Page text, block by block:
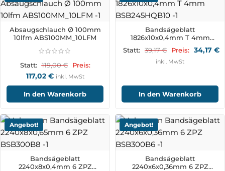
Absaugschlauch Ø 100mm
10lfm ABS100MM_10LFM
Statt: 119,00€ Preis:
117,02 € inkl. MwSt
In den Warenkorb
Bandsägeblatt
1826x10x0,4mm T 4mm
Statt: 39,17€ Preis: 34,17 €
inkl. MwSt
In den Warenkorb
Angebot!
Bandsägeblatt
2240x8x0,4mm 6 ZPZ
Angebot!
Bandsägeblatt
2240x6x0,36mm 6 ZPZ